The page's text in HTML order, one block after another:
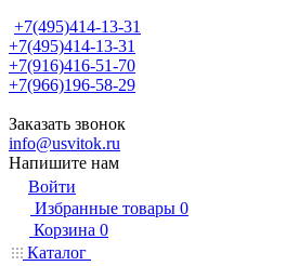
+7(495)414-13-31
+7(495)414-13-31
+7(916)416-51-70
+7(966)196-58-29
Заказать звонок
info@usvitok.ru
Напишите нам
Войти
Избранные товары 0
Корзина 0
Каталог